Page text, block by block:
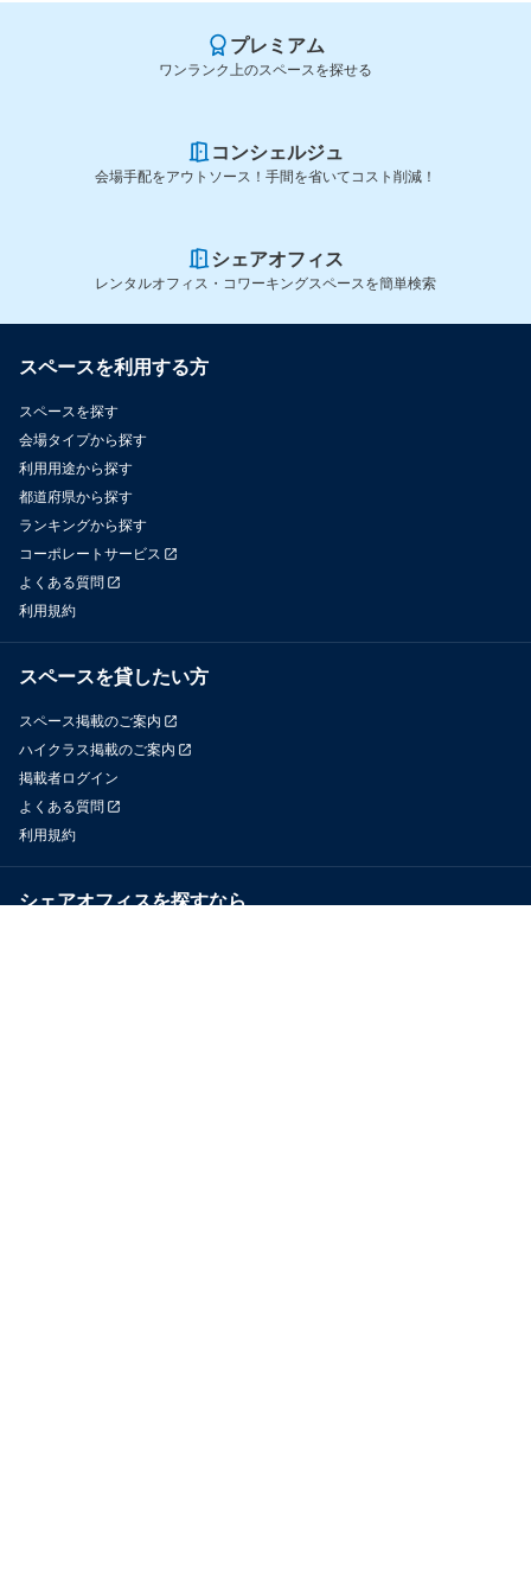
プレミアム
ワンランク上のスペースを探せる
コンシェルジュ
会場手配をアウトソース！手間を省いてコスト削減！
シェアオフィス
レンタルオフィス・コワーキングスペースを簡単検索
スペースを利用する方
スペースを探す
会場タイプから探す
利用用途から探す
都道府県から探す
ランキングから探す
コーポレートサービス
よくある質問
利用規約
スペースを貸したい方
スペース掲載のご案内
ハイクラス掲載のご案内
掲載者ログイン
よくある質問
利用規約
シェアオフィスを探すなら